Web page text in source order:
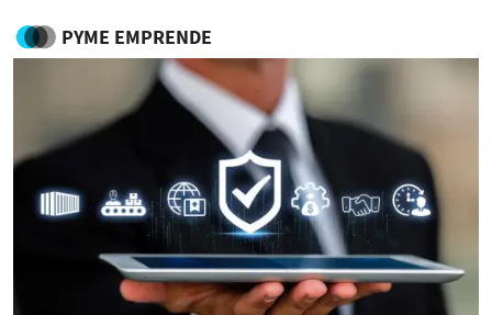
PYME EMPRENDE